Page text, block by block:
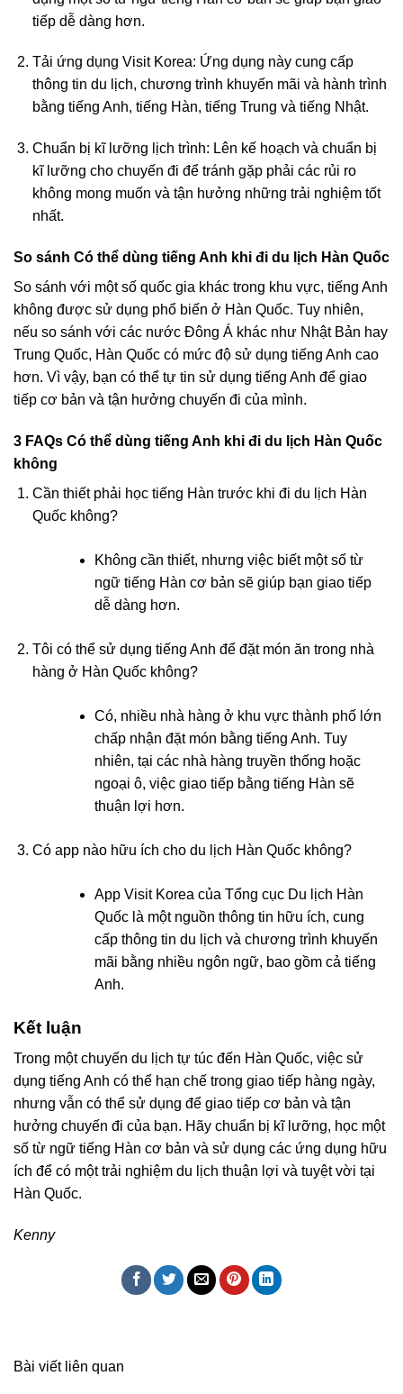
tiếp dễ dàng hơn.
Tải ứng dụng Visit Korea: Ứng dụng này cung cấp
thông tin du lịch, chương trình khuyến mãi và hành trình
bằng tiếng Anh, tiếng Hàn, tiếng Trung và tiếng Nhật.
Chuẩn bị kĩ lưỡng lịch trình: Lên kế hoạch và chuẩn bị
kĩ lưỡng cho chuyến đi để tránh gặp phải các rủi ro
không mong muốn và tận hưởng những trải nghiệm tốt
nhất.
So sánh Có thể dùng tiếng Anh khi đi du lịch Hàn Quốc
So sánh với một số quốc gia khác trong khu vực, tiếng Anh
không được sử dụng phổ biến ở Hàn Quốc. Tuy nhiên,
nếu so sánh với các nước Đông Á khác như Nhật Bản hay
Trung Quốc, Hàn Quốc có mức độ sử dụng tiếng Anh cao
hơn. Vì vậy, bạn có thể tự tin sử dụng tiếng Anh để giao
tiếp cơ bản và tận hưởng chuyến đi của mình.
3 FAQs Có thể dùng tiếng Anh khi đi du lịch Hàn Quốc
không
Cần thiết phải học tiếng Hàn trước khi đi du lịch Hàn
Quốc không?
Không cần thiết, nhưng việc biết một số từ
ngữ tiếng Hàn cơ bản sẽ giúp bạn giao tiếp
dễ dàng hơn.
Tôi có thể sử dụng tiếng Anh để đặt món ăn trong nhà
hàng ở Hàn Quốc không?
Có, nhiều nhà hàng ở khu vực thành phố lớn
chấp nhận đặt món bằng tiếng Anh. Tuy
nhiên, tại các nhà hàng truyền thống hoặc
ngoại ô, việc giao tiếp bằng tiếng Hàn sẽ
thuận lợi hơn.
Có app nào hữu ích cho du lịch Hàn Quốc không?
App Visit Korea của Tổng cục Du lịch Hàn
Quốc là một nguồn thông tin hữu ích, cung
cấp thông tin du lịch và chương trình khuyến
mãi bằng nhiều ngôn ngữ, bao gồm cả tiếng
Anh.
Kết luận
Trong một chuyến du lịch tự túc đến Hàn Quốc, việc sử
dụng tiếng Anh có thể hạn chế trong giao tiếp hàng ngày,
nhưng vẫn có thể sử dụng để giao tiếp cơ bản và tận
hưởng chuyến đi của bạn. Hãy chuẩn bị kĩ lưỡng, học một
số từ ngữ tiếng Hàn cơ bản và sử dụng các ứng dụng hữu
ích để có một trải nghiệm du lịch thuận lợi và tuyệt vời tại
Hàn Quốc.
Kenny
Bài viết liên quan